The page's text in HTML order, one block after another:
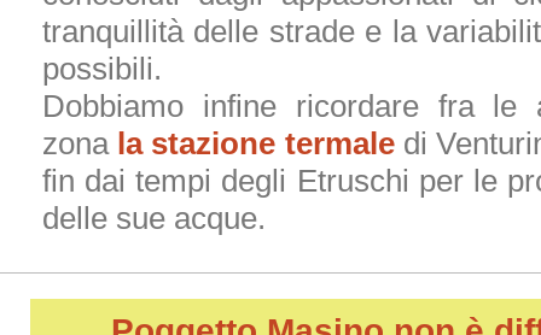
tranquillità delle strade e la
possibili.
Dobbiamo infine ricordare fra le
zona la stazione termaledi
fin dai tempi degli Etruschi per le
delle sue acque.